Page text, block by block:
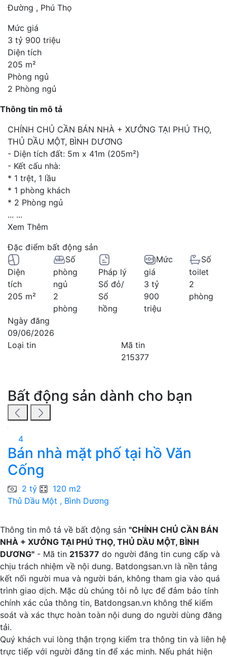
Đường , Phú Thọ
Mức giá
3 tỷ 900 triệu
Diện tích
205 m²
Phòng ngủ
2 Phòng ngủ
Thông tin mô tả
CHÍNH CHỦ CẦN BÁN NHÀ + XƯỞNG TẠI PHÚ THỌ,
THỦ DẦU MỘT, BÌNH DƯƠNG
- Diện tích đất: 5m x 41m (205m²)
- Kết cấu nhà:
* 1 trệt, 1 lầu
* 1 phòng khách
* 2 Phòng ngủ
... ...
Xem Thêm
Đặc điểm bất động sản
Diện
tích
205 m²
Số
phòng
ngủ
2
phòng
Pháp lý
Sổ đỏ/
Sổ
hồng
Mức
giá
3 tỷ
900
triệu
Số
toilet
2
phòng
Ngày đăng
09/06/2026
Loại tin
Mã tin
215377
Bất động sản dành cho bạn
4
Bán nhà mặt phố tại hồ Văn
Cống
2 tỷ
120 m2
Thủ Dầu Một , Bình Dương
Thông tin mô tả về bất động sản "CHÍNH CHỦ CẦN BÁN
NHÀ + XƯỞNG TẠI PHÚ THỌ, THỦ DẦU MỘT, BÌNH
DƯƠNG" - Mã tin 215377 do người đăng tin cung cấp và
chịu trách nhiệm về nội dung. Batdongsan.vn là nền tảng
kết nối người mua và người bán, không tham gia vào quá
trình giao dịch. Mặc dù chúng tôi nỗ lực để đảm bảo tính
chính xác của thông tin, Batdongsan.vn không thể kiểm
soát và xác thực hoàn toàn nội dung do người dùng đăng
tải.
Quý khách vui lòng thận trọng kiểm tra thông tin và liên hệ
trực tiếp với người đăng tin để xác minh. Nếu phát hiện